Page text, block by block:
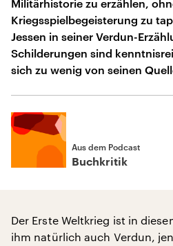
Militärhistorie zu erzählen,
Kriegsspielbegeisterung zu
Jessen in seiner Verdun-
Schilderungen sind
sich zu wenig von seinen
Aus dem Podcast
Buchkritik
Der Erste Weltkrieg ist in
ihm natürlich auch Verdun,